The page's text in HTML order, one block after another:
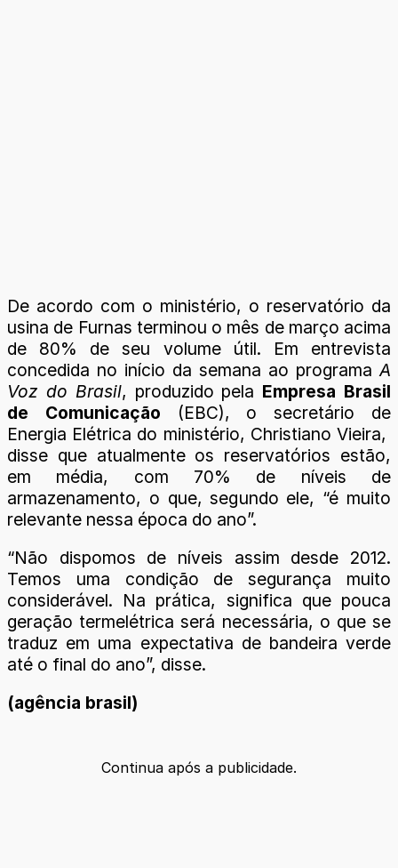
De acordo com o ministério, o reservatório da
usina de Furnas terminou o mês de março acima
de 80% de seu volume útil. Em entrevista
concedida no início da semana ao programa A
Voz do Brasil, produzido pela Empresa Brasil
de Comunicação (EBC), o secretário de
Energia Elétrica do ministério, Christiano Vieira,
disse que atualmente os reservatórios estão,
em média, com 70% de níveis de
armazenamento, o que, segundo ele, “é muito
relevante nessa época do ano”.
“Não dispomos de níveis assim desde 2012.
Temos uma condição de segurança muito
considerável. Na prática, significa que pouca
geração termelétrica será necessária, o que se
traduz em uma expectativa de bandeira verde
até o final do ano”, disse.
(agência brasil)
Continua após a publicidade.